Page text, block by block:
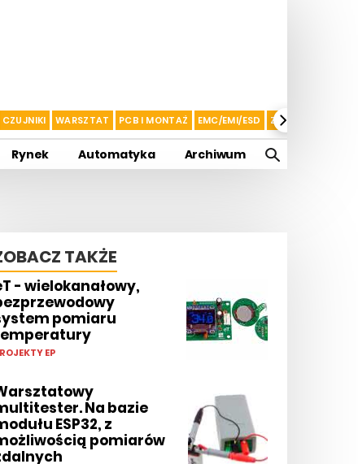
CZUJNIKI WARSZTAT PCB I MONTAŻ EMC/EMI/ESD ZASILANIE I
Rynek Automatyka Archiwum
TAKŻE
- wielokanałowy,
pomiaru
EP
Na bazie
ESP32, z
pomiarów